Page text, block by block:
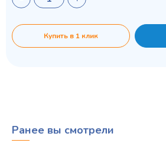
Купить в 1 клик
Ранее вы смотрели